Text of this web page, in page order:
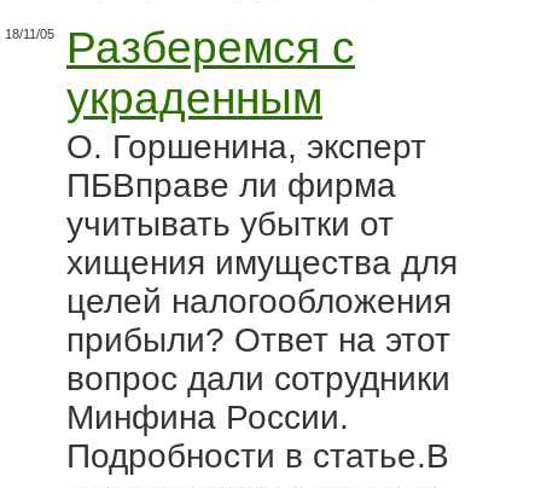
18/11/05
Разберемся с
украденным
О. Горшенина, эксперт
ПБВправе ли фирма
учитывать убытки от
хищения имущества для
целей налогообложения
прибыли? Ответ на этот
вопрос дали сотрудники
Минфина России.
Подробности в статье.В